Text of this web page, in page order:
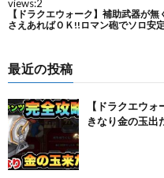
最近の投稿
【ドラクエウ
きなり金の玉出